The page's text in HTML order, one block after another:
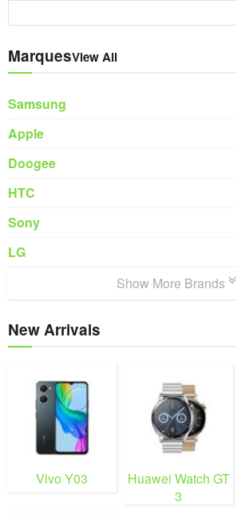
MarquesView All
Samsung
Apple
Doogee
HTC
Sony
LG
Show More Brands
New Arrivals
Vivo Y03
Huawei Watch GT
3